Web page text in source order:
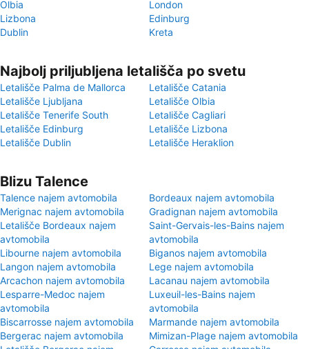
Olbia
London
Lizbona
Edinburg
Dublin
Kreta
Najbolj priljubljena letališča po svetu
Letališče Palma de Mallorca
Letališče Catania
Letališče Ljubljana
Letališče Olbia
Letališče Tenerife South
Letališče Cagliari
Letališče Edinburg
Letališče Lizbona
Letališče Dublin
Letališče Heraklion
Blizu Talence
Talence najem avtomobila
Bordeaux najem avtomobila
Merignac najem avtomobila
Gradignan najem avtomobila
Letališče Bordeaux najem
avtomobila
Saint-Gervais-les-Bains najem
avtomobila
Libourne najem avtomobila
Biganos najem avtomobila
Langon najem avtomobila
Lege najem avtomobila
Arcachon najem avtomobila
Lacanau najem avtomobila
Lesparre-Medoc najem
avtomobila
Luxeuil-les-Bains najem
avtomobila
Biscarrosse najem avtomobila
Marmande najem avtomobila
Bergerac najem avtomobila
Mimizan-Plage najem avtomobila